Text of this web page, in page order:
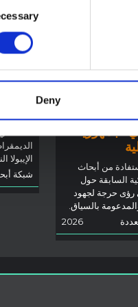
Deny
من أجل
من أبحاث
السابقة حول
رؤى حرجة لجهود
بالسياق.
2026
توجيهات
–
توضح
الصلة
شبكة